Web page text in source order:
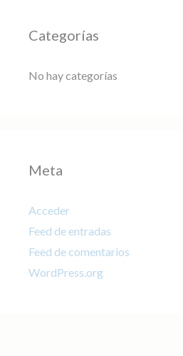
Categorías
No hay categorías
Meta
Acceder
Feed de entradas
Feed de comentarios
WordPress.org